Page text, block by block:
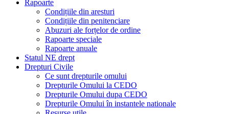
Rapoarte
Condițiile din aresturi
Condițiile din penitenciare
Abuzuri ale forțelor de ordine
Rapoarte speciale
Rapoarte anuale
Statul NE drept
Drepturi Civile
Ce sunt drepturile omului
Drepturile Omului la CEDO
Drepturile Omului dupa CEDO
Drepturile Omului în instantele nationale